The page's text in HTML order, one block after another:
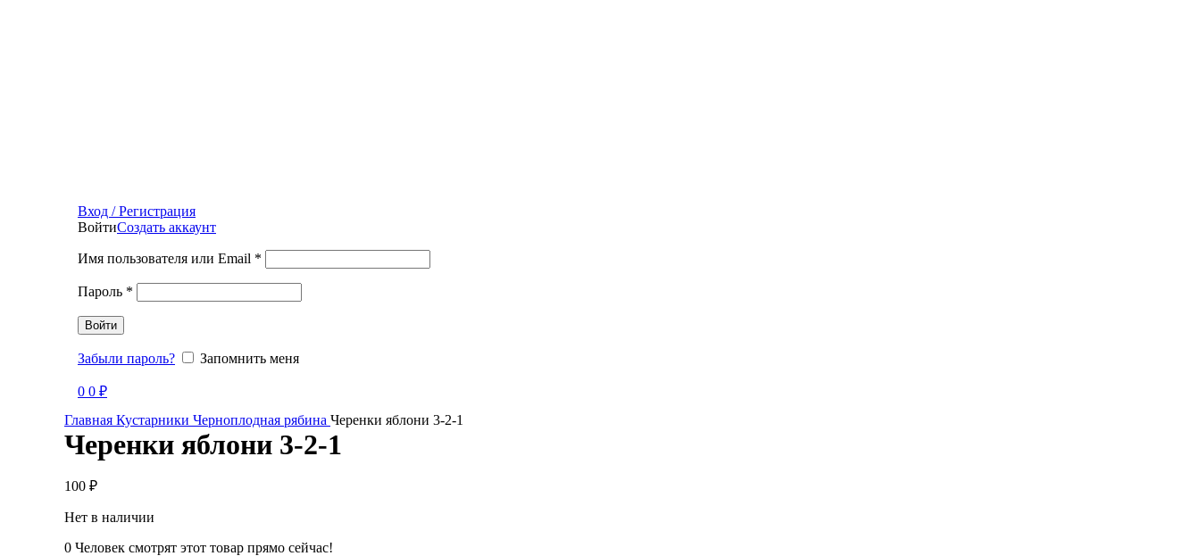
Вход / Регистрация
ВойтиСоздать аккаунт
Имя пользователя или Email *
Пароль *
Войти
Забыли пароль? Запомнить меня
0 0 ₽
Продано
Главная Кустарники Черноплодная рябина Черенки яблони 3-2-1
Черенки яблони 3-2-1
100 ₽
Нет в наличии
0 Человек смотрят этот товар прямо сейчас!